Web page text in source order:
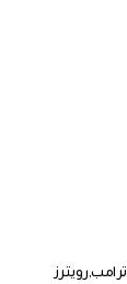
ترامب رويترز